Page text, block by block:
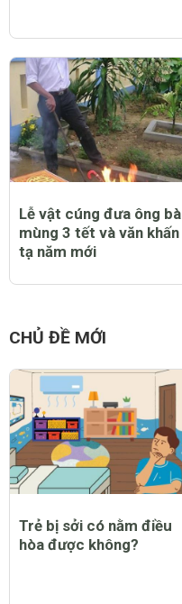
Lễ vật cúng đưa ông bà
mùng 3 tết và văn khấn
tạ năm mới
CHỦ ĐỀ MỚI
Trẻ bị sởi có nằm điều
hòa được không?